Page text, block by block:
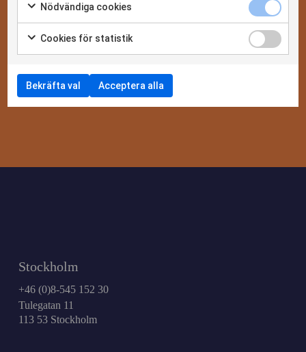
KONTAKTA OSS
Jag godkännerintegritetspolicyn
Stockholm
+46 (0)8-545 152 30
Tulegatan 11
113 53 Stockholm
Nödvändiga cookies
Cookies för statistik
Bekräfta val Acceptera alla